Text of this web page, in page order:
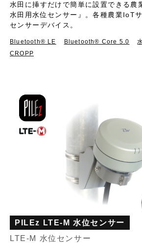
水田に挿すだけで簡単に設置できる農
水田用水位センサー』。各種農業IoT
センサーデバイス。
Bluetooth®︎ LE Bluetooth® Core 5.0
CROPP
PILEz LTE-M 水位センサー
LTE-M 水位センサー